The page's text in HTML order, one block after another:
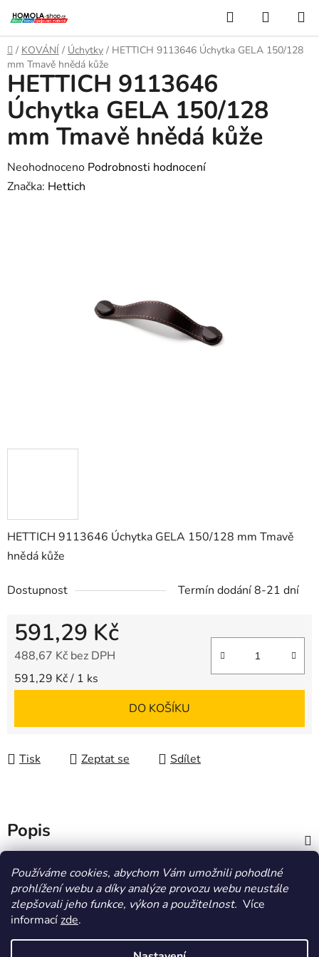
Používáme cookies, abychom Vám umožnili pohodlné
prohlížení webu a díky analýze provozu webu neustále
zlepšovali jeho funkce, výkon a použitelnost. Více
informacízde.
na
obsah
Hledat
KOŠÍK
Domů
/ KOVÁNÍ / Úchytky / HETTICH 9113646 Úchytka GELA 150/128
mm Tmavě hnědá kůže
HETTICH 9113646 Úchytka GELA 150/128 mm Tmavě
hnědá kůže
Dostupnost Termín dodání 8-21 dní
591,29 Kč
488,67 Kč bez DPH
Měrná cena:
591,29 Kč / 1 ks
DO KOŠÍKU
Tisk Zeptat se Sdílet
HETTICH 9113646
Úchytka GELA 150/128
mm Tmavě hnědá kůže
Průměrné
hodnocení
Neohodnoceno Podrobnosti hodnocení
Značka: Hettich
Popis
Diskuze
HOMOLA-shop.cz ZDE NAJDETE VÝDEJNÍ MÍSTO